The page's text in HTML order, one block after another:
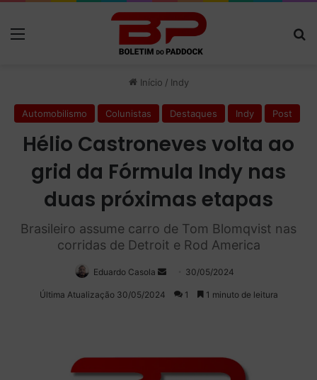
Início / Indy
Automobilismo Colunistas Destaques Indy Post
Hélio Castroneves volta ao
grid da Fórmula Indy nas
duas próximas etapas
Brasileiro assume carro de Tom Blomqvist nas
corridas de Detroit e Rod America
Eduardo Casola
Mande
um
30/05/2024
Última Atualização 30/05/2024 1 1 minuto de leitura